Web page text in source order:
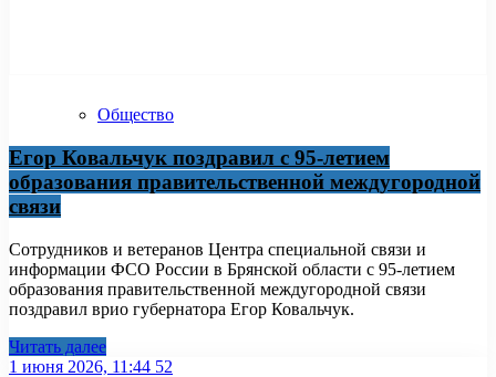
Общество
Егор Ковальчук поздравил с 95-летием
образования правительственной междугородной
связи
Сотрудников и ветеранов Центра специальной связи и
информации ФСО России в Брянской области с 95-летием
образования правительственной междугородной связи
поздравил врио губернатора Егор Ковальчук.
Читать далее
1 июня 2026, 11:44 52